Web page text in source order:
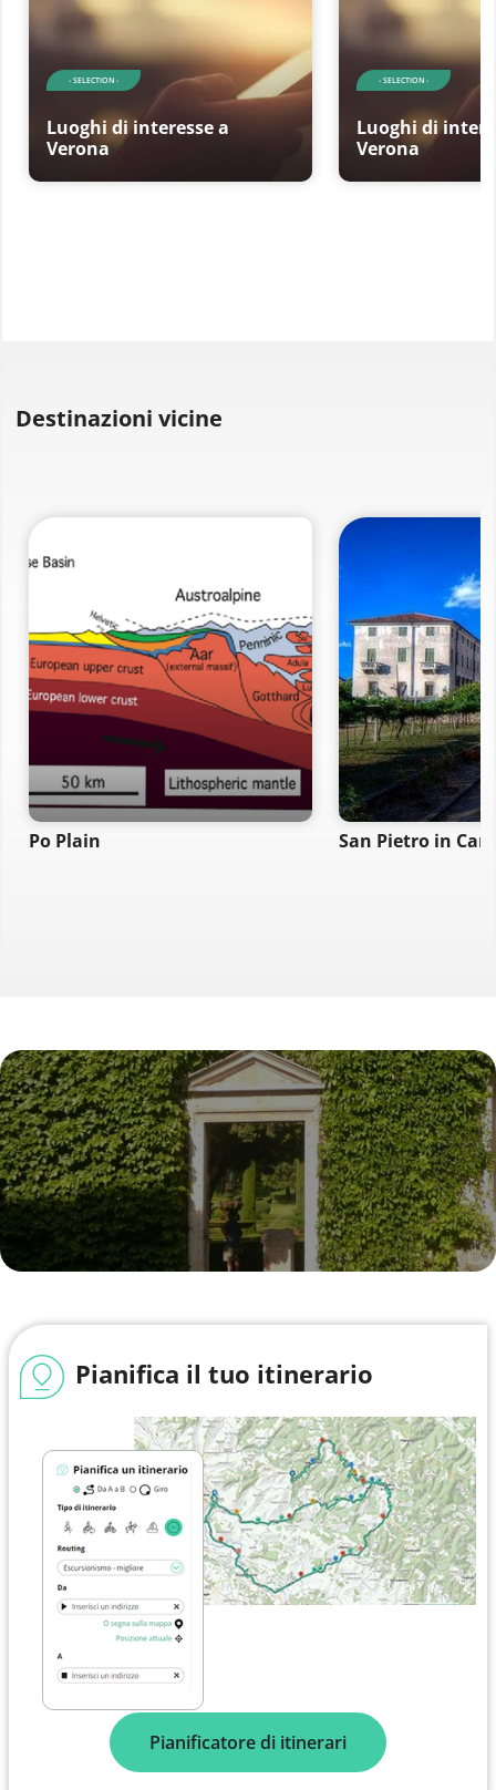
- SELECTION -
Luoghi di interesse a
Verona
- SELECTION -
Luoghi di
Verona
Destinazioni vicine
Po Plain San Pietro in
Pianifica il tuo itinerario
Pianificatore di itinerari